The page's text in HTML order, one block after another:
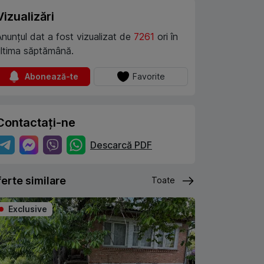
dat a fost vizualizat de 7261 ori în
săptămână.
Abonează-te Favorite
ne
Descarcă PDF
similare Toate
Exclusive